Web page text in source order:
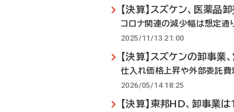
【決算】スズケン、医薬品
コロナ関連の減少幅は想定通
2025/11/13 21:00
【決算】スズケンの卸事
仕入れ価格上昇や外部委託費
2026/05/14 18:25
【決算】東邦HD、卸事業